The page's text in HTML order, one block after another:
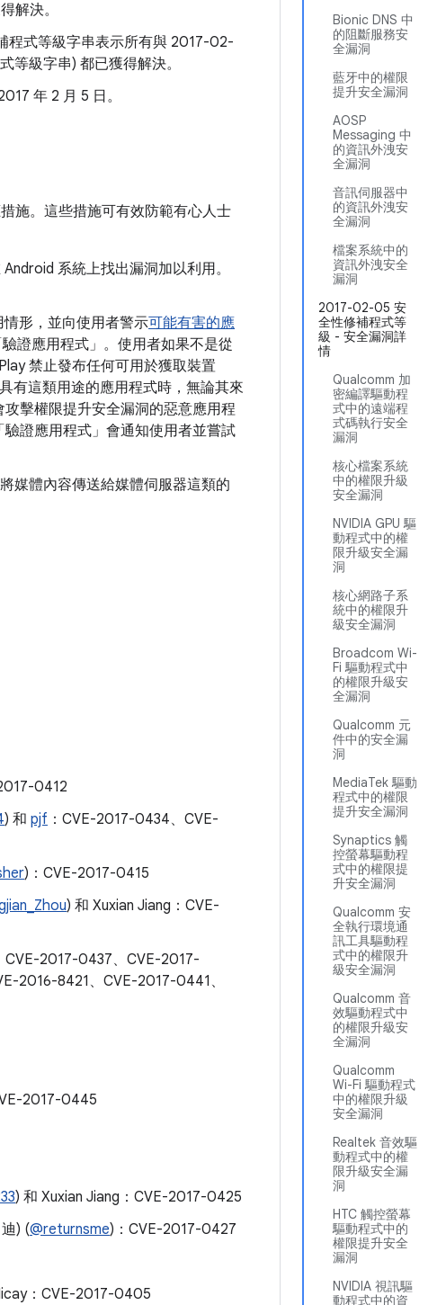
Bionic DNS 中
的阻斷服務安
全漏洞
藍牙中的權限
提升安全漏洞
AOSP
Messaging 中
的資訊外洩安
全漏洞
音訊伺服器中
的資訊外洩安
全漏洞
檔案系統中的
資訊外洩安全
漏洞
2017-02-05 安
全性修補程式等
級 - 安全漏洞詳
情
Qualcomm 加
密編譯驅動程
式中的遠端程
式碼執行安全
漏洞
核心檔案系統
中的權限升級
安全漏洞
NVIDIA GPU 驅
動程式中的權
限升級安全漏
洞
核心網路子系
統中的權限升
級安全漏洞
Broadcom Wi-
Fi 驅動程式中
的權限升級安
全漏洞
Qualcomm 元
件中的安全漏
洞
MediaTek 驅動
程式中的權限
提升安全漏洞
Synaptics 觸
控螢幕驅動程
式中的權限提
升安全漏洞
Qualcomm 安
全執行環境通
訊工具驅動程
式中的權限升
級安全漏洞
Qualcomm 音
效驅動程式中
的權限升級安
全漏洞
Qualcomm
Wi-Fi 驅動程式
中的權限升級
安全漏洞
Realtek 音效驅
動程式中的權
限升級安全漏
洞
HTC 觸控螢幕
驅動程式中的
權限提升安全
漏洞
NVIDIA 視訊驅
動程式中的資
解決。
程式等級字串表示所有與 2017-02-
級字串) 都已獲得解決。
年 2 月 5 日。
施。這些措施可有效防範有心人士
系統上找出漏洞加以利用。
形，並向使用者警示可能有害的應
證應用程式」。使用者如果不是從
禁止發布任何可用於獲取裝置
有這類用途的應用程式時，無論其來
擊權限提升安全漏洞的惡意應用程
證應用程式」會通知使用者並嘗試
媒體內容傳送給媒體伺服器這類的
0412
) 和 pjf ：CVE-2017-0434、CVE-
)：CVE-2017-0415
) 和 Xuxian Jiang：CVE-
CVE-2017-0437、CVE-2017-
2016-8421、CVE-2017-0441、
2017-0445
) 和 Xuxian Jiang：CVE-2017-0425
) (@returnsme)：CVE-2017-0427
：CVE-2017-0405